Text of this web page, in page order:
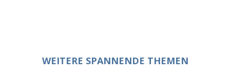
WEITERE SPANNENDE THEMEN